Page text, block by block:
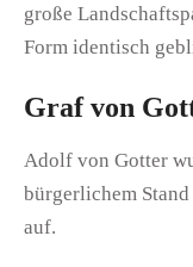
große
Form identisch
Graf von
Adolf von Gotter
bürgerlichem
auf.